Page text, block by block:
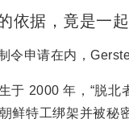
依据，竟是一
令申请在内，
于 2000 年，“脱
鲜特工绑架并被秘